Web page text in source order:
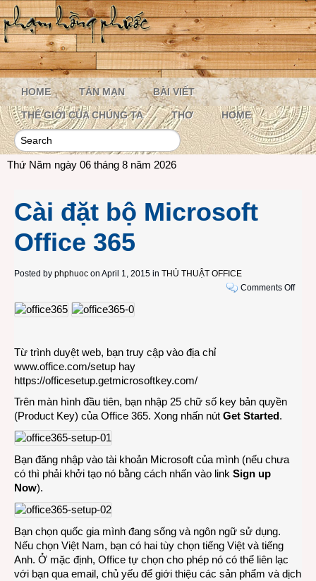
HOME TẢN MẠN BÀI VIẾT
THẾ GIỚI CỦA CHÚNG TA THƠ HOME
Thứ Năm ngày 06 tháng 8 năm 2026
Cài đặt bộ Microsoft
Office 365
Posted by phphuoc on April 1, 2015 in THỦ THUẬT OFFICE
Comments Offon
Từ trình duyệt web, bạn truy cập vào địa chỉ
www.office.com/setup hay
https://officesetup.getmicrosoftkey.com/
Trên màn hình đầu tiên, bạn nhập 25 chữ số key bản quyền
(Product Key) của Office 365. Xong nhấn nút Get Started.
Bạn đăng nhập vào tài khoản Microsoft của mình (nếu chưa
có thì phải khởi tạo nó bằng cách nhấn vào link Sign up
Now).
Bạn chọn quốc gia mình đang sống và ngôn ngữ sử dụng.
Nếu chọn Việt Nam, bạn có hai tùy chọn tiếng Việt và tiếng
Anh. Ở mặc định, Office tự chọn cho phép nó có thể liên lạc
với bạn qua email, chủ yếu để giới thiệu các sản phẩm và dịch